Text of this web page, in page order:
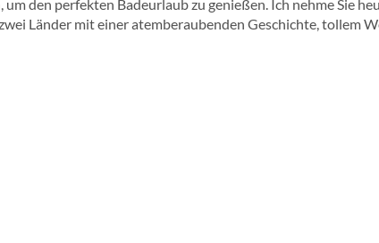
den perfekten Badeurlaub zu genießen. Ich nehme Sie
Länder mit einer atemberaubenden Geschichte, tollem